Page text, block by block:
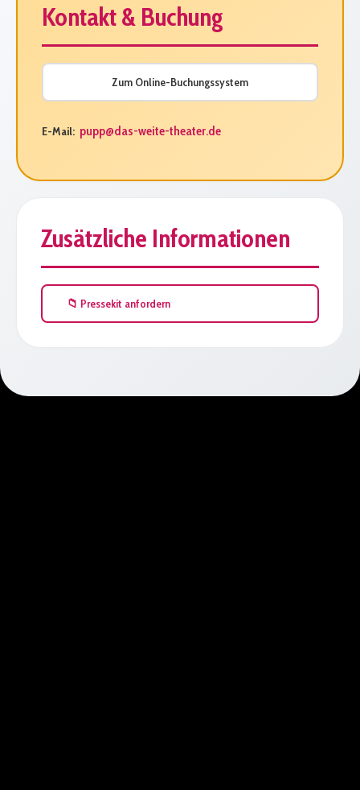
Kontakt & Buchung
Zum Online-Buchungssystem
E-Mail: pupp@das-weite-theater.de
Zusätzliche Informationen
📁 Pressekit anfordern